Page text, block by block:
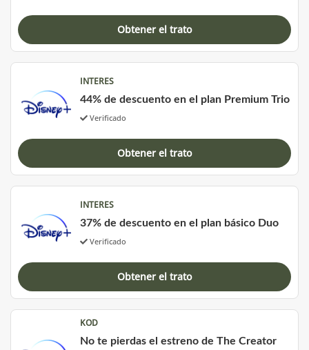
Obtener el trato
INTERES
44% de descuento en el plan Premium Trio
Verificado
Obtener el trato
INTERES
37% de descuento en el plan básico Duo
Verificado
Obtener el trato
KOD
No te pierdas el estreno de The Creator